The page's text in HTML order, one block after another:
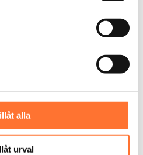
alla
urval
vindtunnlar och
med ett